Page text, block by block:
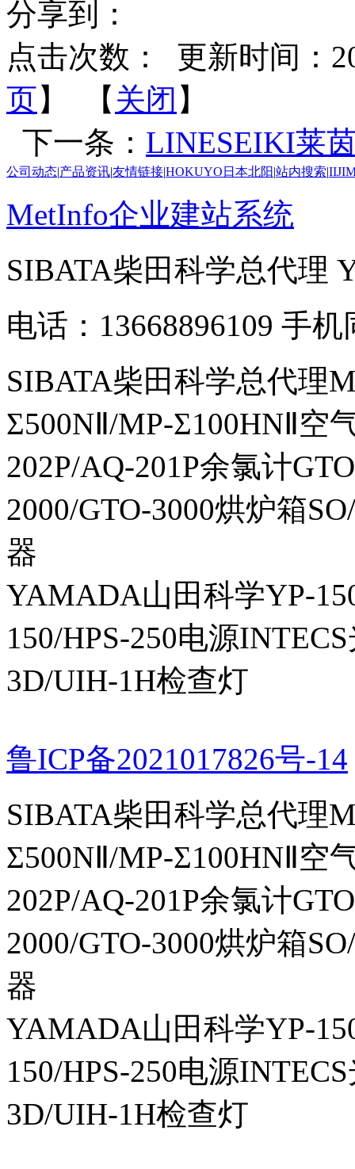
分享到：
点击次数：
更新时间：
页】 【 关闭 】
下一条： LINESEIKI莱
公司动态|产品资讯|友情链接|HOKUYO日本北阳|站内搜索|
MetInfo企业建站系统
SIBATA柴田科学总代理
电话：13668896109 手机
SIBATA柴田科学总代理
Σ500NⅡ/MP-Σ100HNⅡ空
202P/AQ-201P余氯计
2000/GTO-3000烘炉箱
器
YAMADA山田科学YP-
150/HPS-250电源
3D/UIH-1H检查灯
鲁ICP备2021017826号-14
SIBATA柴田科学总代理
Σ500NⅡ/MP-Σ100HNⅡ空
202P/AQ-201P余氯计
2000/GTO-3000烘炉箱
器
YAMADA山田科学YP-
150/HPS-250电源
3D/UIH-1H检查灯